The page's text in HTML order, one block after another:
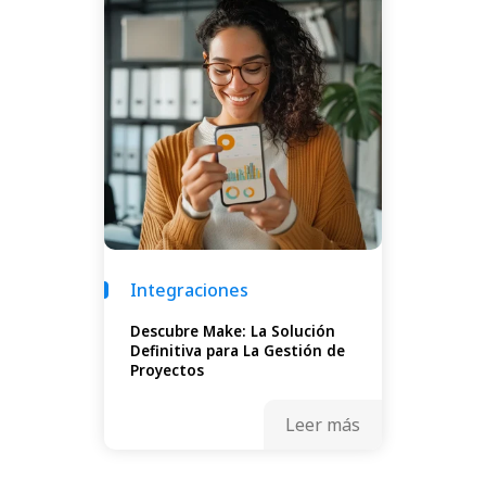
Integraciones
Descubre Make: La Solución
Definitiva para La Gestión de
Proyectos
Leer más